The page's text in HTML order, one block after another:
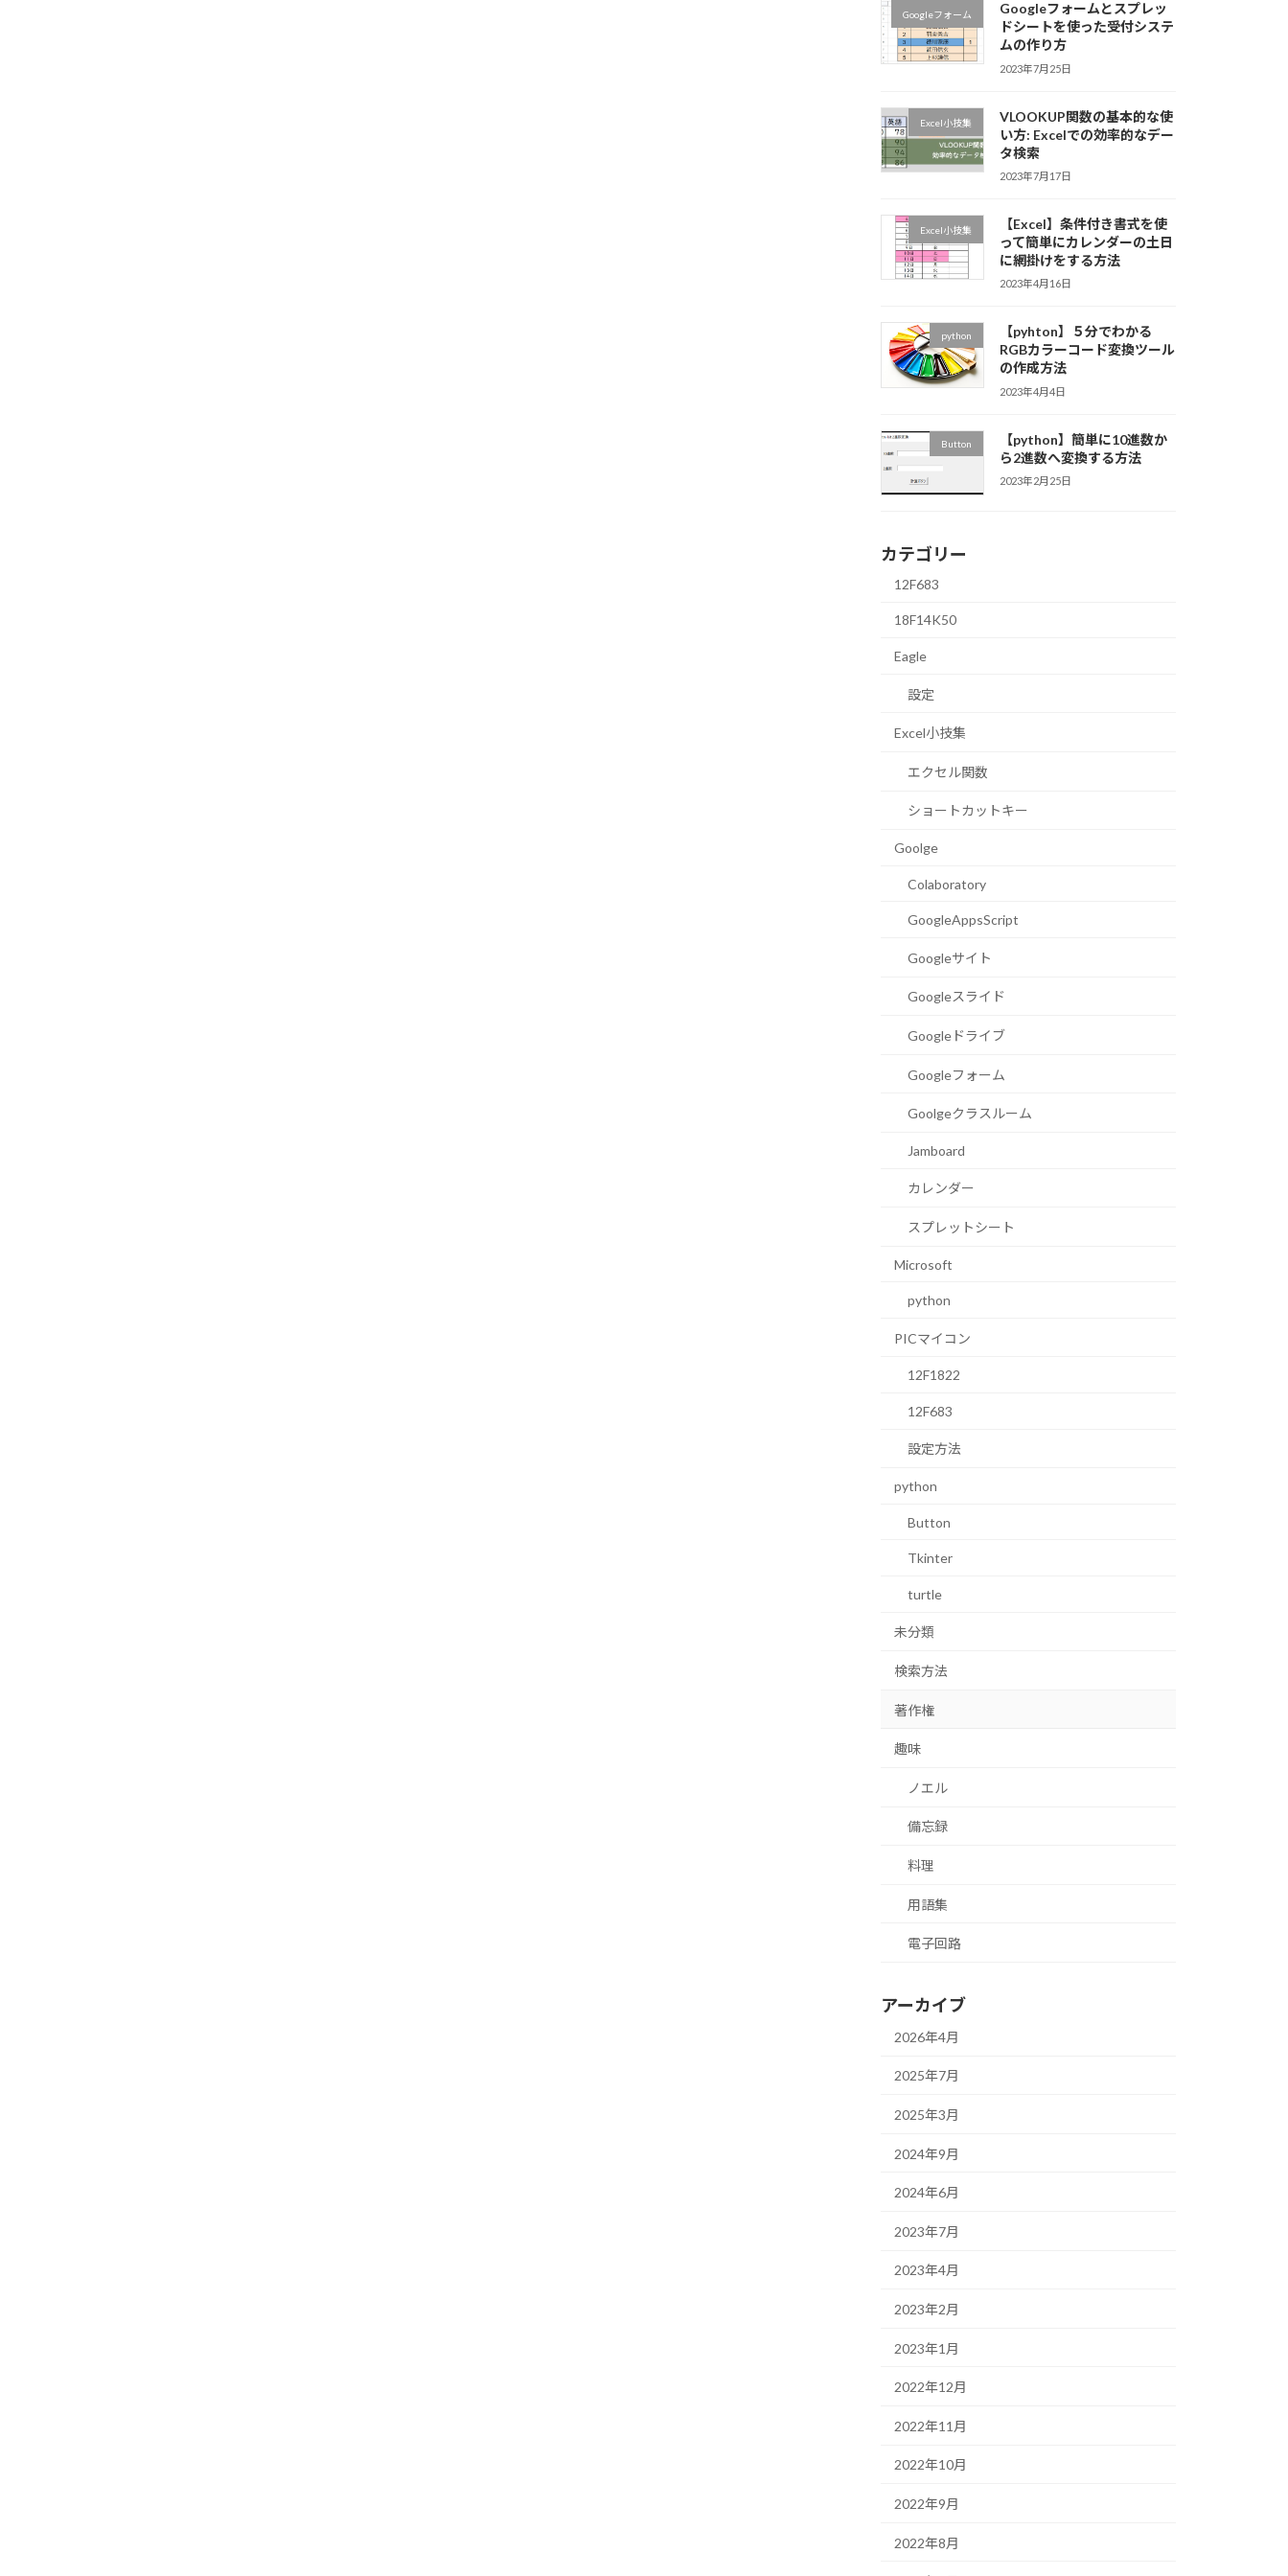
Googleフォーム
Googleフォームとスプレッ
ドシートを使った受付システ
ムの作り方
2023年7月25日
Excel小技集
VLOOKUP関数の基本的な使
い方: Excelでの効率的なデー
タ検索
2023年7月17日
Excel小技集
【Excel】条件付き書式を使
って簡単にカレンダーの土日
に網掛けをする方法
2023年4月16日
python
【pyhton】５分でわかる
RGBカラーコード変換ツール
の作成方法
2023年4月4日
Button
【python】簡単に10進数か
ら2進数へ変換する方法
2023年2月25日
カテゴリー
12F683
18F14K50
Eagle
設定
Excel小技集
エクセル関数
ショートカットキー
Goolge
Colaboratory
GoogleAppsScript
Googleサイト
Googleスライド
Googleドライブ
Googleフォーム
Goolgeクラスルーム
Jamboard
カレンダー
スプレットシート
Microsoft
python
PICマイコン
12F1822
12F683
設定方法
python
Button
Tkinter
turtle
未分類
検索方法
著作権
趣味
ノエル
備忘録
料理
用語集
電子回路
アーカイブ
2026年4月
2025年7月
2025年3月
2024年9月
2024年6月
2023年7月
2023年4月
2023年2月
2023年1月
2022年12月
2022年11月
2022年10月
2022年9月
2022年8月